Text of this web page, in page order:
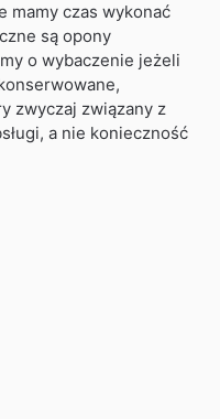
mamy czas wykonać
są opony
o wybaczenie jeżeli
zwyczaj związany z
a nie konieczność